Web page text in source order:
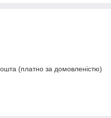
(платно за домовленістю)